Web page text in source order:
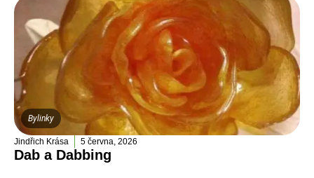
Bylinky
Jindřich Krása 5 června, 2026
Dab a Dabbing